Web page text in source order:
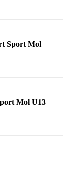
Sport Mol
Mol U13